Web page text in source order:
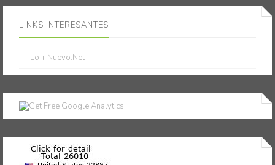
LINKS INTERESANTES
Lo + Nuevo.Net